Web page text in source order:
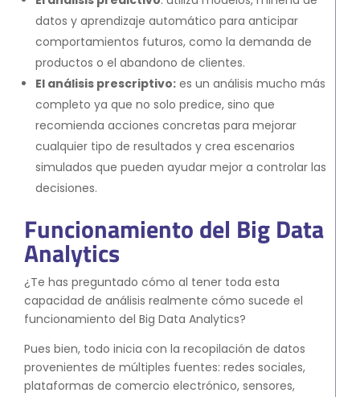
datos y aprendizaje automático para anticipar
comportamientos futuros, como la demanda de
productos o el abandono de clientes.
El análisis prescriptivo: es un análisis mucho más
completo ya que no solo predice, sino que
recomienda acciones concretas para mejorar
cualquier tipo de resultados y crea escenarios
simulados que pueden ayudar mejor a controlar las
decisiones.
Funcionamiento del Big Data
Analytics
¿Te has preguntado cómo al tener toda esta
capacidad de análisis realmente cómo sucede el
funcionamiento del Big Data Analytics?
Pues bien, todo inicia con la recopilación de datos
provenientes de múltiples fuentes: redes sociales,
plataformas de comercio electrónico, sensores,